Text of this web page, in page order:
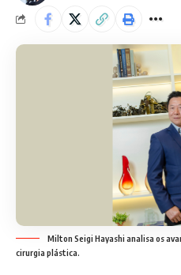
Milton Seigi Hayashi analisa os
cirurgia plástica.